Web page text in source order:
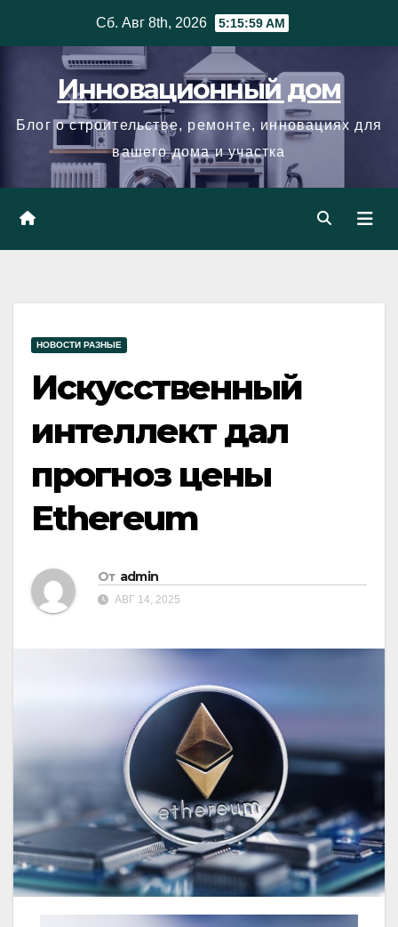
Сб. Авг 8th, 2026 5:16:00 AM
Инновационный дом
Блог о строительстве, ремонте, инновациях для
вашего дома и участка
НОВОСТИ РАЗНЫЕ
Искусственный
интеллект дал
прогноз цены
Ethereum
От admin
АВГ 14, 2025